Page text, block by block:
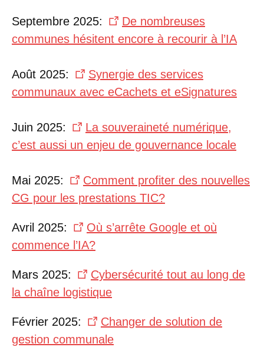
Septembre 2025:
De nombreuses
communes hésitent encore à recourir à l’IA
Août 2025:
Synergie des services
communaux avec eCachets et eSignatures
Juin 2025:
La souveraineté numérique,
c’est aussi un enjeu de gouvernance locale
Mai 2025:
Comment profiter des nouvelles
CG pour les prestations TIC?
Avril 2025:
Où s’arrête Google et où
commence l’IA?
Mars 2025:
Cybersécurité tout au long de
la chaîne logistique
Février 2025:
Changer de solution de
gestion communale